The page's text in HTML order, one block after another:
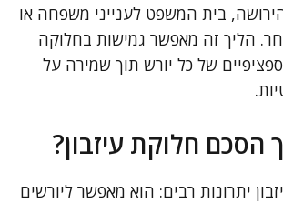
בית המשפט לענייני משפחה או
הליך זה מאפשר גמישות בחלוקה
של כל יורש תוך שמירה על
הסכם חלוקת עיזבון?
יתרונות רבים: הוא מאפשר ליורשים